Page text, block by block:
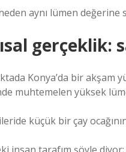
aynı lümen değerine
gerçeklik:
Konya’da bir akşam
muhtemelen yüksek
küçük bir çay